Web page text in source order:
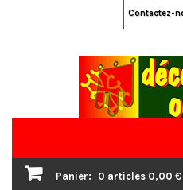
Contactez-
Panier: 0 articles 0,00 €